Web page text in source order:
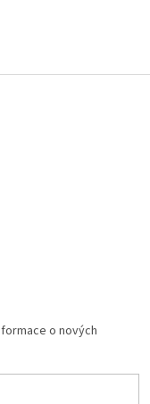
o nových